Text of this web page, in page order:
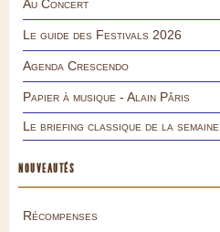
Au Concert
Le guide des Festivals 2026
Agenda Crescendo
Papier à musique - Alain Pâris
Le briefing classique de la semaine
NOUVEAUTÉS
Récompenses